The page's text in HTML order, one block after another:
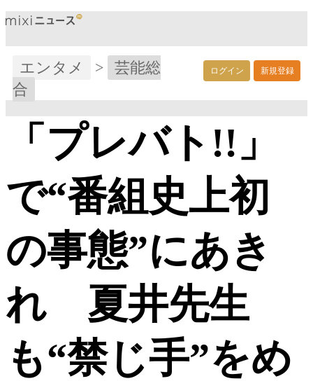
ログイン 新規登録
エンタメ >
芸能総
合
「プレバト!!」
で“番組史上初
の事態”にあき
れ 夏井先生
も“禁じ手”をめ